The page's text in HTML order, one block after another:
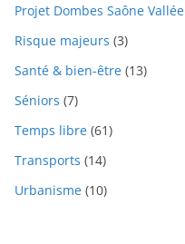
Projet Dombes Saône Vallée
Risque majeurs (3)
Santé & bien-être (13)
Séniors (7)
Temps libre (61)
Transports (14)
Urbanisme (10)